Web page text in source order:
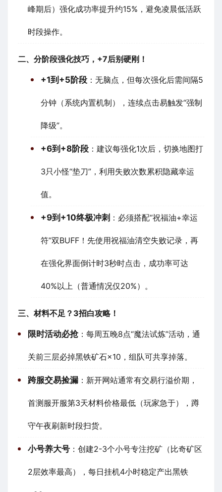
峰期后）强化成功率提升约15%，避免凌晨低活跃
时段操作。
二、分阶段强化技巧，+7后别硬刚！
+1到+5阶段：无脑点，但每次强化后需间隔5
分钟（系统内置机制），连续点击易触发“强制
降级”。
+6到+8阶段：建议每强化1次后，切换地图打
3只小怪“垫刀”，利用失败次数累积隐藏幸运
值。
+9到+10终极冲刺 ：必须搭配“祝福油+幸运
符”双BUFF！先使用祝福油清空失败记录，再
在强化界面倒计时3秒时点击，成功率可达
40%以上（普通情况仅20%）。
三、材料不足？3招白攻略！
限时活动必抢：每周五晚8点“魔法试炼”活动，通
关前三层必掉黑铁矿石×10，组队可共享掉落。
跨服交易捡漏 ：新开网站通常有交易行溢价期，
首测服开服第3天材料价格最低（玩家急于），蹲
守午夜刷新时段扫货。
小号养大号 ：创建2-3个小号专注挖矿（比奇矿区
2层效率最高），每日挂机4小时稳定产出黑铁